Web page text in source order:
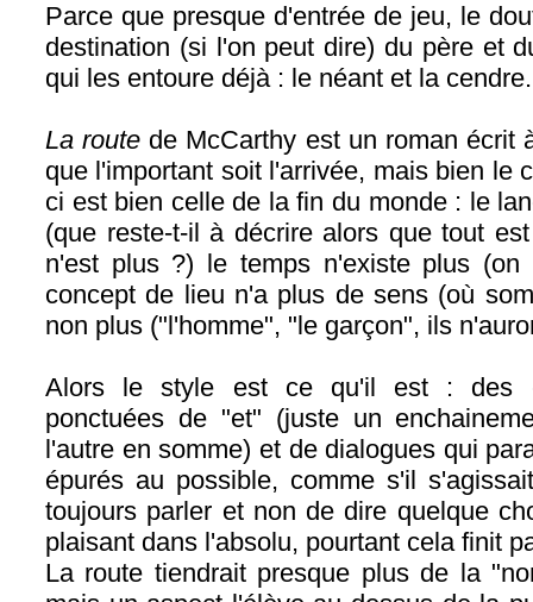
Parce que presque d'entrée de jeu, le
destination (si l'on peut dire) du père et
qui les entoure déjà : le néant et la cendre.
La route de McCarthy est un roman écrit
que l'important soit l'arrivée, mais bien le
ci est bien celle de la fin du monde : le
(que reste-t-il à décrire alors que tout
n'est plus ?) le temps n'existe plus (on
concept de lieu n'a plus de sens (où
non plus ("l'homme", "le garçon", ils
Alors le style est ce qu'il est : des
ponctuées de "et" (juste un
l'autre en somme) et de dialogues qui
épurés au possible, comme s'il
toujours parler et non de dire quelque
plaisant dans l'absolu, pourtant cela finit
La route tiendrait presque plus de la